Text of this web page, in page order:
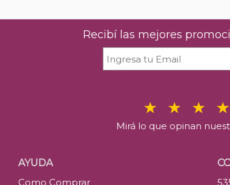
Recibí las mejores
Mirá lo que opinan
AYUDA
Como Comprar